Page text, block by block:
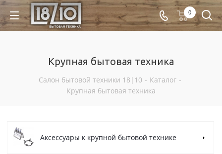
0
Крупная бытовая техника
Салон бытовой техники 18|10 - Каталог -
Крупная бытовая техника
Аксессуары к крупной бытовой технике